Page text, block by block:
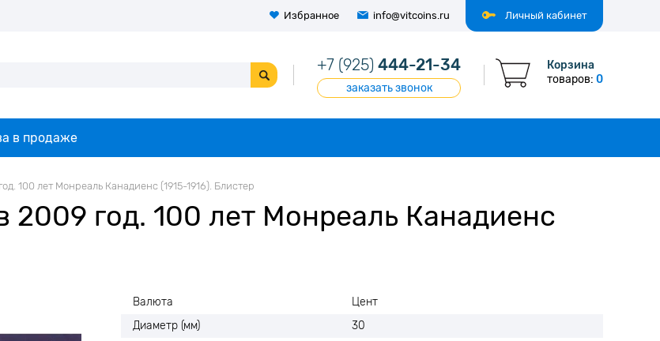
Личный кабинет
Избранное info@vitcoins.ru
+7 (925) 444-21-34
заказать звонок
Корзина
товаров: 0
в продаже
100 лет Монреаль Канадиенс (1915-1916). Блистер
2009 год. 100 лет Монреаль Канадиенс
Валюта
Цент
Диаметр (мм)
30